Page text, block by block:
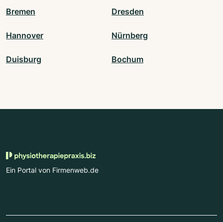
Bremen Dresden
Hannover Nürnberg
Duisburg Bochum
Ein Portal von Firmenweb.de